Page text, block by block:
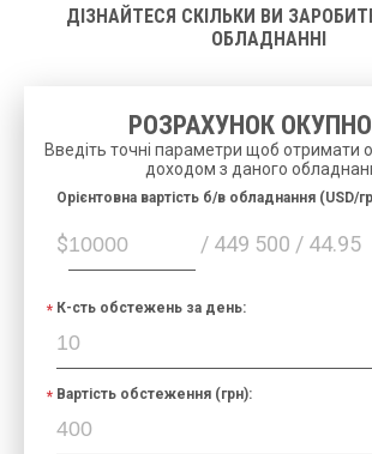
ДІЗНАЙТЕСЯ СКІЛЬКИ ВИ
ОБЛАДНАННІ
РОЗРАХУНОК
Введіть точні параметри щоб отримати
доходом з даного
$ / 449 500 / 44.95
Орієнтовна вартість б/в обладнання (USD/
К-сть обстежень за день:
Вартість обстеження (грн):